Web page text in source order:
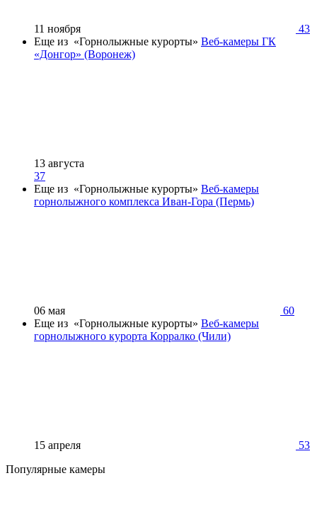
11 ноября
43
Еще из «Горнолыжные курорты» Веб-камеры ГК
«Донгор» (Воронеж)
13 августа
37
Еще из «Горнолыжные курорты» Веб-камеры
горнолыжного комплекса Иван-Гора (Пермь)
06 мая
60
Еще из «Горнолыжные курорты» Веб-камеры
горнолыжного курорта Корралко (Чили)
15 апреля
53
Популярные камеры